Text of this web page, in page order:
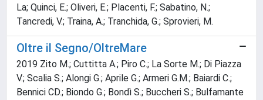
La; Quinci, E.; Oliveri, E.; Placenti, F.; Sabatino, N.;
Tancredi, V.; Traina, A.; Tranchida, G.; Sprovieri, M.
Oltre il Segno/OltreMare
2019 Zito M.; Cuttitta A.; Piro C.; La Sorte M.; Di Piazza
V.; Scalia S.; Alongi G.; Aprile G.; Armeri G.M.; Baiardi C.;
Bennici CD.; Biondo G.; Bondì S.; Buccheri S.; Bulfamante